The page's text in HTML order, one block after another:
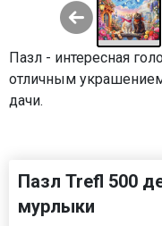
Пазл - интересная
отличным
дачи.
Пазл Trefl 500
мурлыки